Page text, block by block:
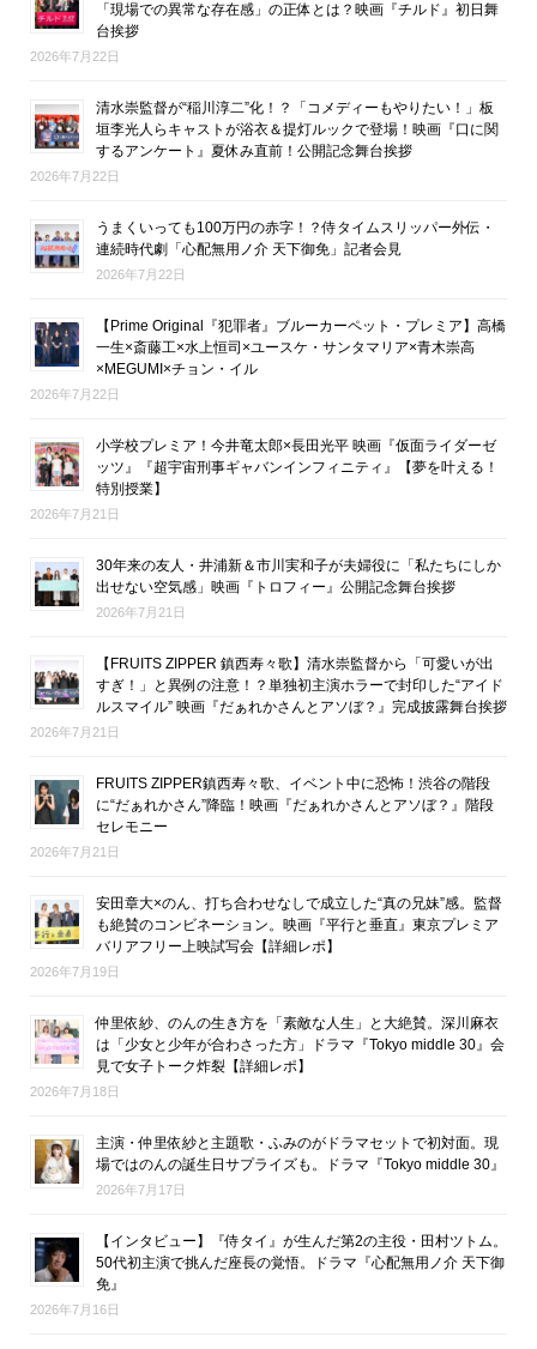
「現場での異常な存在感」の正体とは？映画『チルド』初日舞
台挨拶
2026年7月22日
清水崇監督が“稲川淳二”化！？「コメディーもやりたい！」板
垣李光人らキャストが浴衣＆提灯ルックで登場！映画『口に関
するアンケート』夏休み直前！公開記念舞台挨拶
2026年7月22日
うまくいっても100万円の赤字！？侍タイムスリッパー外伝・
連続時代劇「心配無用ノ介 天下御免」記者会見
2026年7月22日
【Prime Original『犯罪者』ブルーカーペット・プレミア】高橋
一生×斎藤工×水上恒司×ユースケ・サンタマリア×青木崇高
×MEGUMI×チョン・イル
2026年7月22日
小学校プレミア！今井竜太郎×長田光平 映画『仮面ライダーゼ
ッツ』『超宇宙刑事ギャバンインフィニティ』【夢を叶える！
特別授業】
2026年7月21日
30年来の友人・井浦新＆市川実和子が夫婦役に「私たちにしか
出せない空気感」映画『トロフィー』公開記念舞台挨拶
2026年7月21日
【FRUITS ZIPPER 鎮西寿々歌】清水崇監督から「可愛いが出
すぎ！」と異例の注意！？単独初主演ホラーで封印した“アイド
ルスマイル” 映画『だぁれかさんとアソぼ？』完成披露舞台挨拶
2026年7月21日
FRUITS ZIPPER鎮西寿々歌、イベント中に恐怖！渋谷の階段
に“だぁれかさん”降臨！映画『だぁれかさんとアソぼ？』階段
セレモニー
2026年7月21日
安田章大×のん、打ち合わせなしで成立した“真の兄妹”感。監督
も絶賛のコンビネーション。映画『平行と垂直』東京プレミア
バリアフリー上映試写会【詳細レポ】
2026年7月19日
仲里依紗、のんの生き方を「素敵な人生」と大絶賛。深川麻衣
は「少女と少年が合わさった方」ドラマ『Tokyo middle 30』会
見で女子トーク炸裂【詳細レポ】
2026年7月18日
主演・仲里依紗と主題歌・ふみのがドラマセットで初対面。現
場ではのんの誕生日サプライズも。ドラマ『Tokyo middle 30』
2026年7月17日
【インタビュー】『侍タイ』が生んだ第2の主役・田村ツトム。
50代初主演で挑んだ座長の覚悟。ドラマ『心配無用ノ介 天下御
免』
2026年7月16日